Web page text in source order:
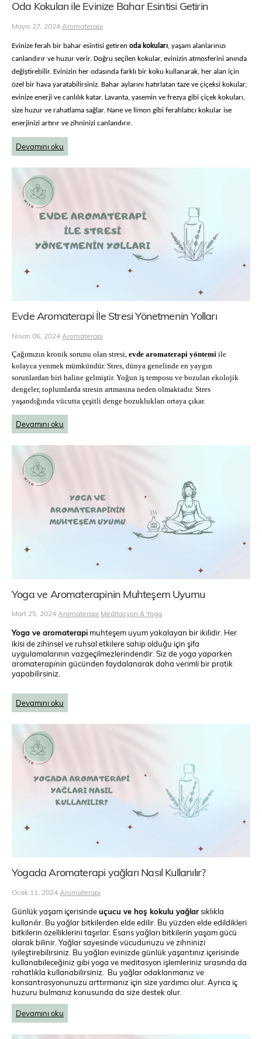
Oda Kokuları ile Evinize Bahar Esintisi Getirin
Mayıs 27, 2024 Aromaterapi
Evinize ferah bir bahar esintisi getiren oda kokuları, yaşam alanlarınızı
canlandırır ve huzur verir. Doğru seçilen kokular, evinizin atmosferini anında
değiştirebilir. Evinizin her odasında farklı bir koku kullanarak, her alan için
özel bir hava yaratabilirsiniz. Bahar aylarını hatırlatan taze ve çiçeksi kokular,
evinize enerji ve canlılık katar. Lavanta, yasemin ve frezya gibi çiçek kokuları,
size huzur ve rahatlama sağlar. Nane ve limon gibi ferahlatıcı kokular ise
enerjinizi artırır ve zihninizi canlandırır.
Devamını oku
Evde Aromaterapi İle Stresi Yönetmenin Yolları
Nisan 06, 2024 Aromaterapi
Çağımızın kronik sorunu olan stresi, evde aromaterapi yöntemi ile
kolayca yenmek mümkündür. Stres, dünya genelinde en yaygın
sorunlardan biri haline gelmiştir. Yoğun iş temposu ve bozulan ekolojik
dengeler, toplumlarda stresin artmasına neden olmaktadır. Stres
yaşandığında vücutta çeşitli denge bozuklukları ortaya çıkar.
Devamını oku
Yoga ve Aromaterapinin Muhteşem Uyumu
Mart 25, 2024Aromaterapi Meditasyon & Yoga
Yoga ve aromaterapi muhteşem uyum yakalayan bir ikilidir. Her
ikisi de zihinsel ve ruhsal etkilere sahip olduğu için şifa
uygulamalarının vazgeçilmezlerindendir. Siz de yoga yaparken
aromaterapinin gücünden faydalanarak daha verimli bir pratik
yapabilirsiniz.
Devamını oku
Yogada Aromaterapi yağları Nasıl Kullanılır?
Ocak 11, 2024 Aromaterapi
Günlük yaşam içerisindeuçucu ve hoş kokulu yağlarsıklıkla
kullanılır. Bu yağlar bitkilerden elde edilir. Bu yüzden elde edildikleri
bitkilerin özelliklerini taşırlar. Esans yağları bitkilerin yaşam gücü
olarak bilinir. Yağlar sayesinde vücudunuzu ve zihninizi
iyileştirebilirsiniz. Bu yağları evinizde günlük yaşantınız içerisinde
kullanabileceğiniz gibi yoga ve meditasyon işlemleriniz sırasında da
rahatlıkla kullanabilirsiniz. Bu yağlar odaklanmanız ve
konsantrasyonunuzu arttırmanız için size yardımcı olur. Ayrıca iç
huzuru bulmanız konusunda da size destek olur.
Devamını oku